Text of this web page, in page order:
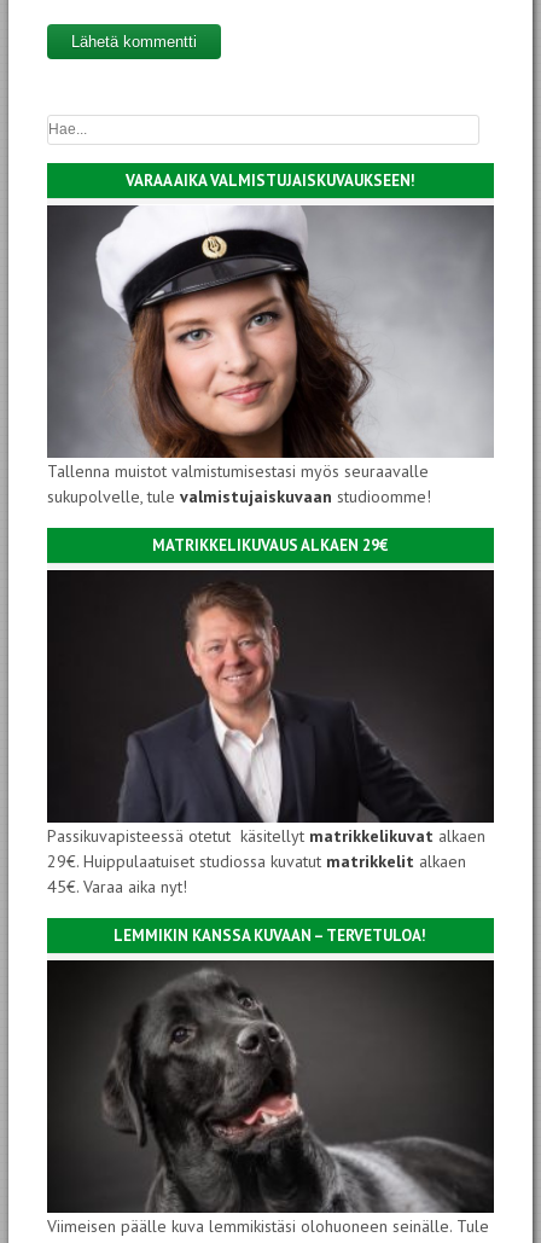
VARAA AIKA VALMISTUJAISKUVAUKSEEN!
Tallenna muistot valmistumisestasi myös seuraavalle
sukupolvelle, tule valmistujaiskuvaan studioomme!
MATRIKKELIKUVAUS ALKAEN 29€
Passikuvapisteessä otetut käsitellyt matrikkelikuvat alkaen
29€. Huippulaatuiset studiossa kuvatut matrikkelit alkaen
45€. Varaa aika nyt!
LEMMIKIN KANSSA KUVAAN – TERVETULOA!
Viimeisen päälle kuva lemmikistäsi olohuoneen seinälle. Tule